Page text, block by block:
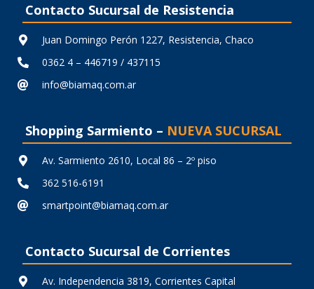
Contacto Sucursal de Resistencia
Juan Domingo Perón 1227, Resistencia, Chaco
0362 4 – 446719 / 437115
info@biamaq.com.ar
Shopping Sarmiento – NUEVA SUCURSAL
Av. Sarmiento 2610, Local 86 – 2º piso
362 516-6191
smartpoint@biamaq.com.ar
Contacto Sucursal de Corrientes
Av. Independencia 3819, Corrientes Capital